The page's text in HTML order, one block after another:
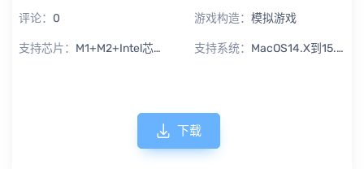
评论： 0 游戏构造： 模拟游戏
支持芯片： M1+M2+Intel芯片通用 支持系统： MacOS14.X到15.X Sequoia
下载